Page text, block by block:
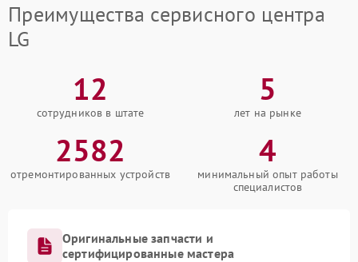
Преимущества сервисного центра
LG
12
сотрудников в штате
5
лет на рынке
2582
отремонтированных устройств
4
минимальный опыт работы
специалистов
Оригинальные запчасти и
сертифицированные мастера